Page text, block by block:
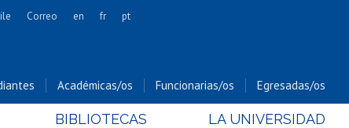
Cs. Forestales y Conservación
Cs. Sociales
Correo en fr pt
Académicas/os Funcionarias/os Egresadas/os
BIBLIOTECAS LA UNIVERSIDAD